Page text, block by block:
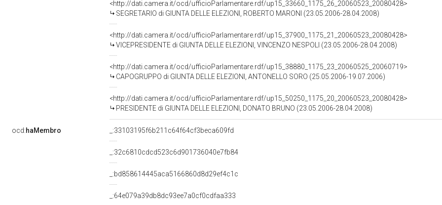
<http://dati.camera.it/ocd/ufficioParlamentare.rdf/up15_33660_1175_26_20060523_20080428>
SEGRETARIO di GIUNTA DELLE ELEZIONI, ROBERTO MARONI (23.05.2006-28.04.2008)
<http://dati.camera.it/ocd/ufficioParlamentare.rdf/up15_37900_1175_21_20060523_20080428>
VICEPRESIDENTE di GIUNTA DELLE ELEZIONI, VINCENZO NESPOLI (23.05.2006-28.04.2008)
<http://dati.camera.it/ocd/ufficioParlamentare.rdf/up15_38880_1175_23_20060525_20060719>
CAPOGRUPPO di GIUNTA DELLE ELEZIONI, ANTONELLO SORO (25.05.2006-19.07.2006)
<http://dati.camera.it/ocd/ufficioParlamentare.rdf/up15_50250_1175_20_20060523_20080428>
PRESIDENTE di GIUNTA DELLE ELEZIONI, DONATO BRUNO (23.05.2006-28.04.2008)
ocd:haMembro _:33103195f6b211c64f64cf3beca609fd
_:32c6810cdcd523c6d901736040e7fb84
_:bd858614445aca5166860d8d29ef4c1c
_:64e079a39db8dc93ee7a0cf0cdfaa333